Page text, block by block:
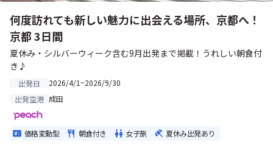
何度訪れても新しい魅力に出会える場所、京都へ！
京都 3日間
夏休み・シルバーウィーク含む9月出発まで掲載！うれしい朝食付
き♪
出発日
2026/4/1~2026/9/30
出発空港 成田
価格変動型 朝食付き 女子旅 夏休み出発あり